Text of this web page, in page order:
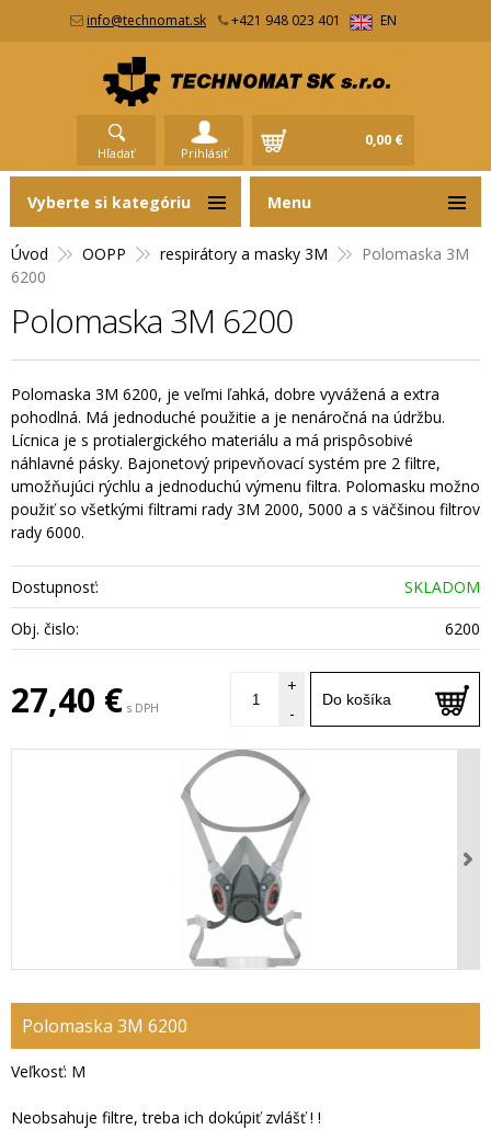
info@technomat.sk +421 948 023 401 EN
Hľadať Prihlásiť
0,00 €
Úvod OOPP respirátory a masky 3M
Polomaska 3M
6200
Polomaska 3M 6200
Polomaska 3M 6200, je veľmi ľahká, dobre vyvážená a extra
pohodlná. Má jednoduché použitie a je nenáročná na údržbu.
Lícnica je s protialergického materiálu a má prispôsobivé
náhlavné pásky. Bajonetový pripevňovací systém pre 2 filtre,
umožňujúci rýchlu a jednoduchú výmenu filtra. Polomasku možno
použiť so všetkými filtrami rady 3M 2000, 5000 a s väčšinou filtrov
rady 6000.
Dostupnosť:
SKLADOM
Obj. čislo:
6200
27,40 € s DPH Do košíka
+
-
Polomaska 3M 6200
Veľkosť: M
Neobsahuje filtre, treba ich dokúpiť zvlášť ! !
Vyberte si kategóriu Menu